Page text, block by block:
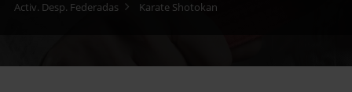
Activ. Desp. Federadas Karate Shotokan